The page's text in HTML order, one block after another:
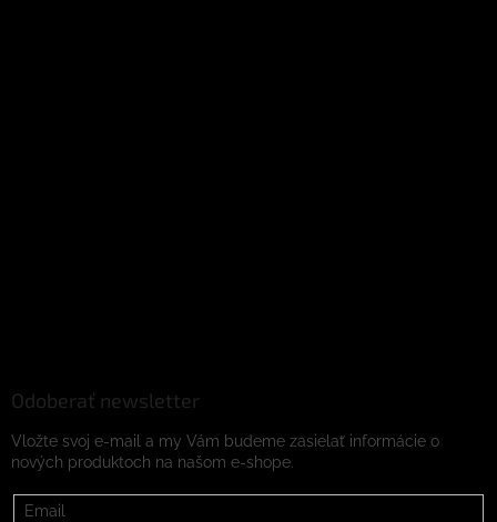
Odoberať newsletter
Vložte svoj e-mail a my Vám budeme zasielať informácie o
nových produktoch na našom e-shope.
Email